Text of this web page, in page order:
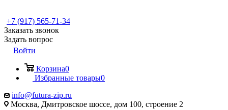
+7 (917) 565-71-34
Заказать звонок
Задать вопрос
Войти
Корзина0
Избранные товары0
info@futura-zip.ru
Москва, Дмитровское шоссе, дом 100, строение 2